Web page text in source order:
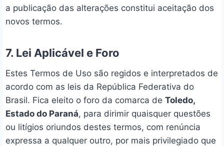
a publicação das alterações constitui aceitação dos
novos termos.
7. Lei Aplicável e Foro
Estes Termos de Uso são regidos e interpretados de
acordo com as leis da República Federativa do
Brasil. Fica eleito o foro da comarca de Toledo,
Estado do Paraná, para dirimir quaisquer questões
ou litígios oriundos destes termos, com renúncia
expressa a qualquer outro, por mais privilegiado que